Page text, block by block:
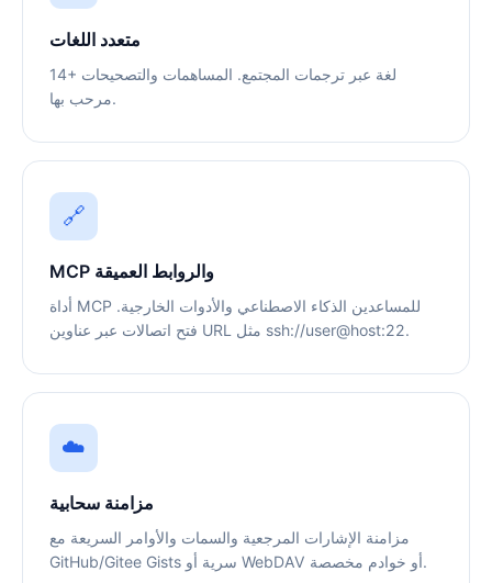
متعدد اللغات
14+ لغة عبر ترجمات المجتمع. المساهمات والتصحيحات
مرحب بها.
🔗
MCP والروابط العميقة
أداة MCP للمساعدين الذكاء الاصطناعي والأدوات الخارجية.
فتح اتصالات عبر عناوين URL مثل ssh://user@host:22.
☁️
مزامنة سحابية
مزامنة الإشارات المرجعية والسمات والأوامر السريعة مع
GitHub/Gitee Gists سرية أو WebDAV أو خوادم مخصصة.